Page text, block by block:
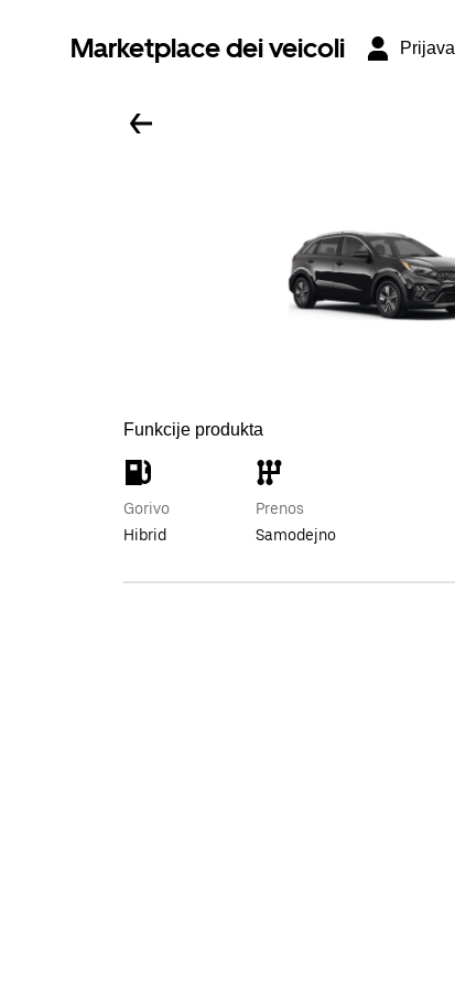
Marketplace dei veicoli Prijava
Funkcije produkta
Gorivo
Hibrid
Prenos
Samodejno